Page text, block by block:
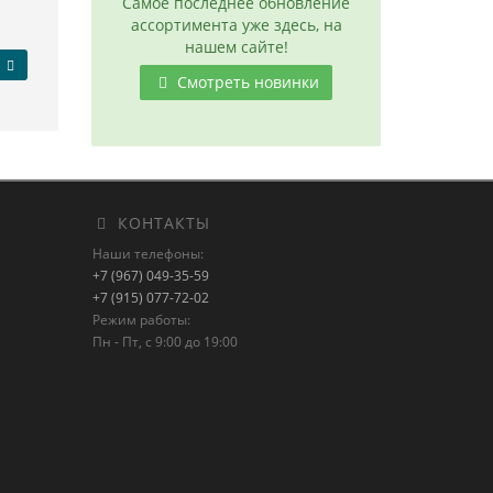
ассортимента уже здесь, на
нашем сайте!
Смотреть новинки
КОНТАКТЫ
Наши телефоны:
+7 (967) 049-35-59
+7 (915) 077-72-02
Режим работы:
Пн - Пт, с 9:00 до 19:00